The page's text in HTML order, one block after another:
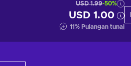
USD 1.99-50%
USD 1.00
11% Pulangan tunai